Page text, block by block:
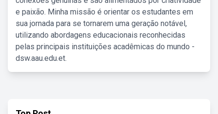
e paixão. Minha missão é orientar os estudantes em
sua jornada para se tornarem uma geração notável,
utilizando abordagens educacionais reconhecidas
pelas principais instituições acadêmicas do mundo -
dsw.aau.edu.et.